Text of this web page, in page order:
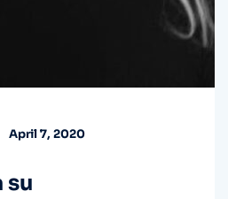
April 7, 2020
su